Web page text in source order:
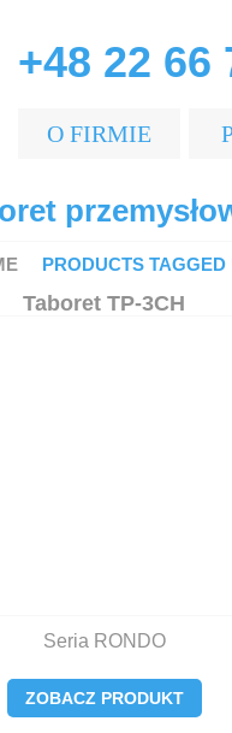
+48 22 66
O FIRMIE
PRODUCTS
Taboret TP-3CH
Seria RONDO
ZOBACZ PRODUKT